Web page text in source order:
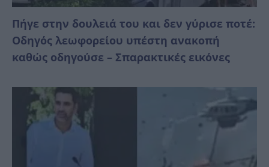
Πήγε στην δουλειά του και δεν γύρισε ποτέ:
Οδηγός λεωφορείου υπέστη ανακοπή
καθώς οδηγούσε – Σπαρακτικές εικόνες